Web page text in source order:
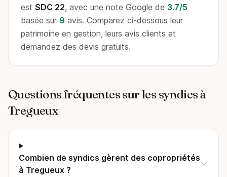
est SDC 22, avec une note Google de 3.7/5
basée sur 9 avis. Comparez ci-dessous leur
patrimoine en gestion, leurs avis clients et
demandez des devis gratuits.
Questions fréquentes sur les syndics à
Tregueux
Combien de syndics gèrent des copropriétés
à Tregueux ?